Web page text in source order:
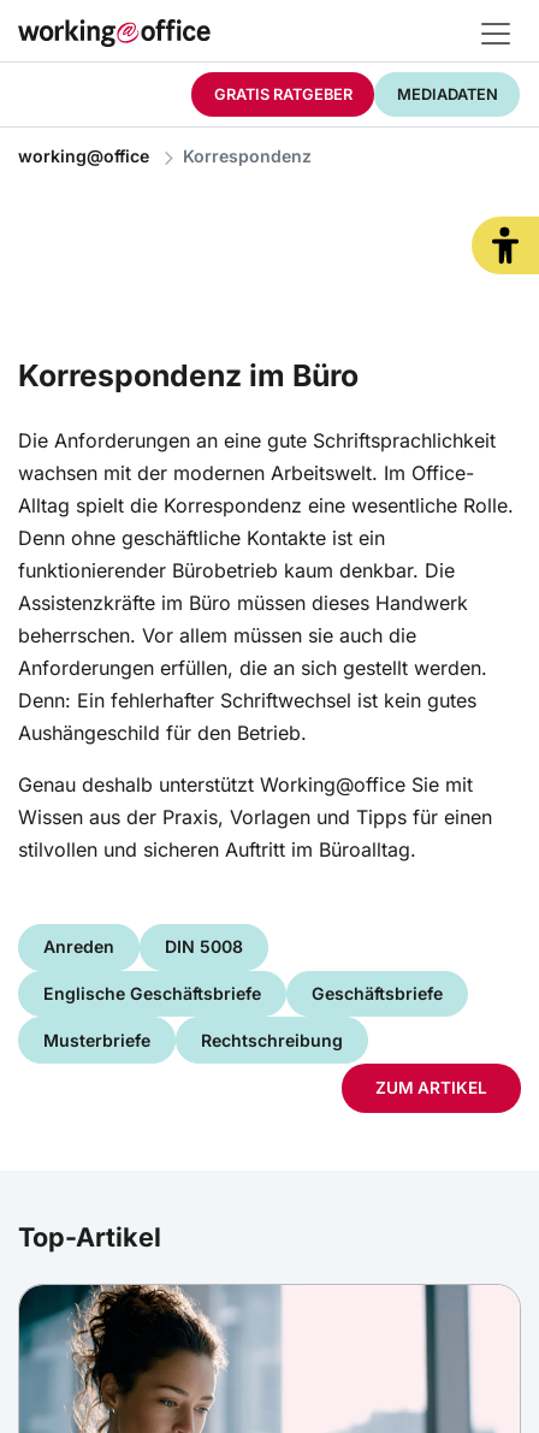
GRATIS RATGEBER MEDIADATEN
working@office Korrespondenz
Korrespondenz im Büro
Die Anforderungen an eine gute Schriftsprachlichkeit
wachsen mit der modernen Arbeitswelt. Im Office-
Alltag spielt die Korrespondenz eine wesentliche Rolle.
Denn ohne geschäftliche Kontakte ist ein
funktionierender Bürobetrieb kaum denkbar. Die
Assistenzkräfte im Büro müssen dieses Handwerk
beherrschen. Vor allem müssen sie auch die
Anforderungen erfüllen, die an sich gestellt werden.
Denn: Ein fehlerhafter Schriftwechsel ist kein gutes
Aushängeschild für den Betrieb.
Genau deshalb unterstützt Working@office Sie mit
Wissen aus der Praxis, Vorlagen und Tipps für einen
stilvollen und sicheren Auftritt im Büroalltag.
Anreden DIN 5008
Englische Geschäftsbriefe Geschäftsbriefe
Musterbriefe Rechtschreibung
ZUM ARTIKEL
Top-Artikel